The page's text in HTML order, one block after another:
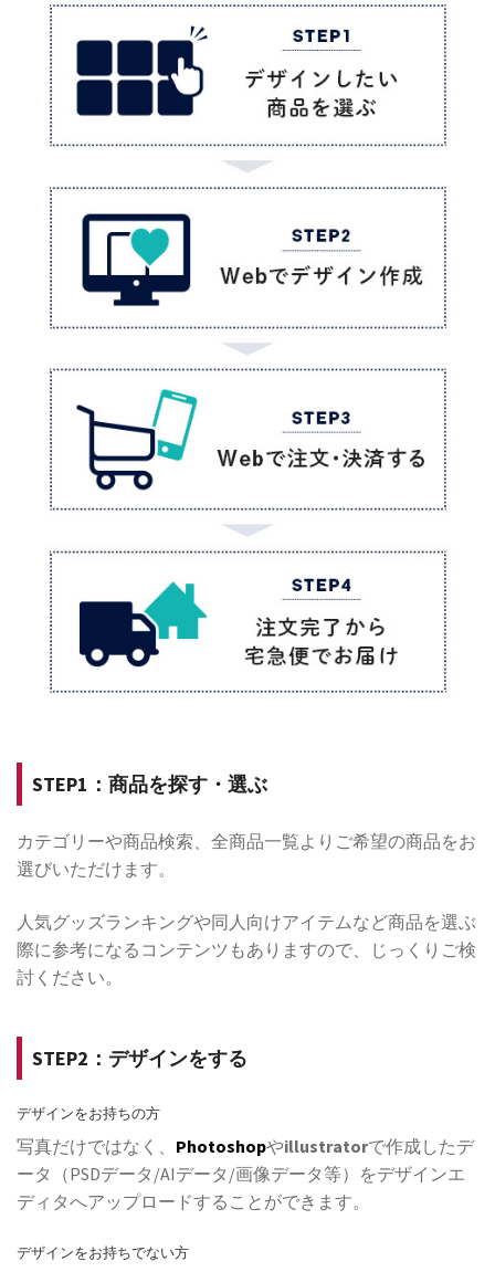
STEP1：商品を探す・選ぶ
カテゴリーや商品検索、全商品一覧よりご希望の商品をお
選びいただけます。
人気グッズランキングや同人向けアイテムなど商品を選ぶ
際に参考になるコンテンツもありますので、じっくりご検
討ください。
STEP2：デザインをする
デザインをお持ちの方
写真だけではなく、 Photoshopやillustratorで作成したデ
ータ（PSDデータ/AIデータ/画像データ等）をデザインエ
ディタへアップロードすることができます。
デザインをお持ちでない方